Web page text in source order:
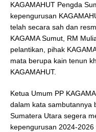
KAGAMAHUT Pengda
kepengurusan
telah secara sah dan
KAGAMA Sumut, RM
pelantikan, pihak
mata berupa kain tenun
KAGAMAHUT.
Ketua Umum PP
dalam kata sambutannya
Sumatera Utara segera
kepengurusan 2024-